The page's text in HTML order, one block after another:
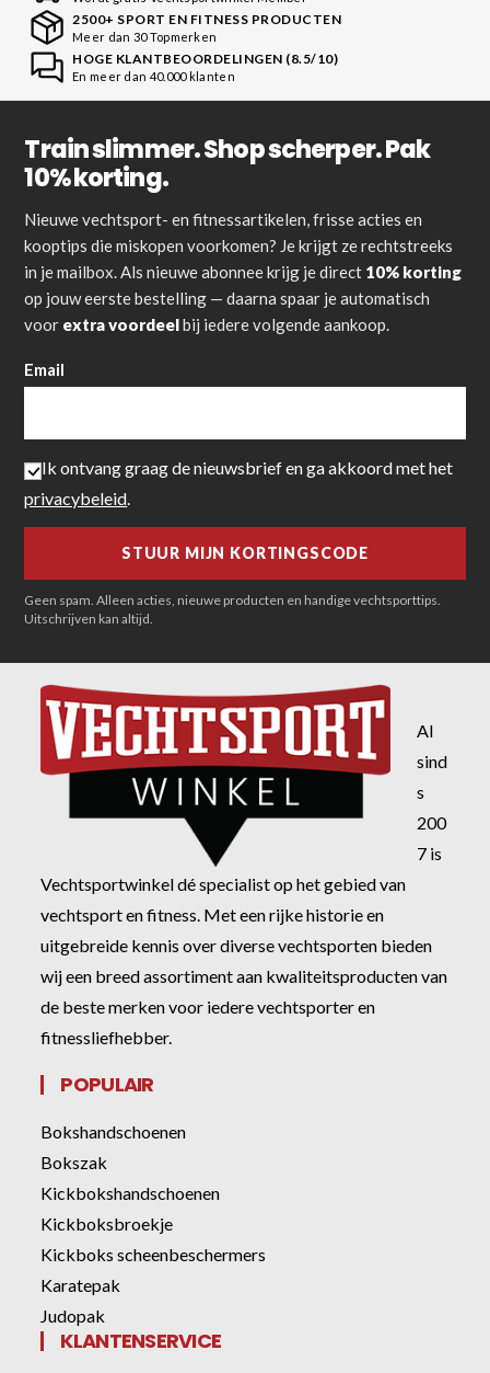
2500+ SPORT EN FITNESS PRODUCTEN
Meer dan 30 Topmerken
HOGE KLANTBEOORDELINGEN (8.5/10)
En meer dan 40.000 klanten
Train slimmer. Shop scherper. Pak
10% korting.
Nieuwe vechtsport- en fitnessartikelen, frisse acties en
kooptips die miskopen voorkomen? Je krijgt ze rechtstreeks
in je mailbox. Als nieuwe abonnee krijg je direct 10% korting
op jouw eerste bestelling — daarna spaar je automatisch
voor extra voordeelbij iedere volgende aankoop.
Email
Ik ontvang graag de nieuwsbrief en ga akkoord met het
privacybeleid.
Geen spam. Alleen acties, nieuwe producten en handige vechtsporttips.
Uitschrijven kan altijd.
Al
sind
s
200
7 is
Vechtsportwinkel dé specialist op het gebied van
vechtsport en fitness. Met een rijke historie en
uitgebreide kennis over diverse vechtsporten bieden
wij een breed assortiment aan kwaliteitsproducten van
de beste merken voor iedere vechtsporter en
fitnessliefhebber.
POPULAIR
Bokshandschoenen
Bokszak
Kickbokshandschoenen
Kickboksbroekje
Kickboks scheenbeschermers
Karatepak
Judopak
KLANTENSERVICE